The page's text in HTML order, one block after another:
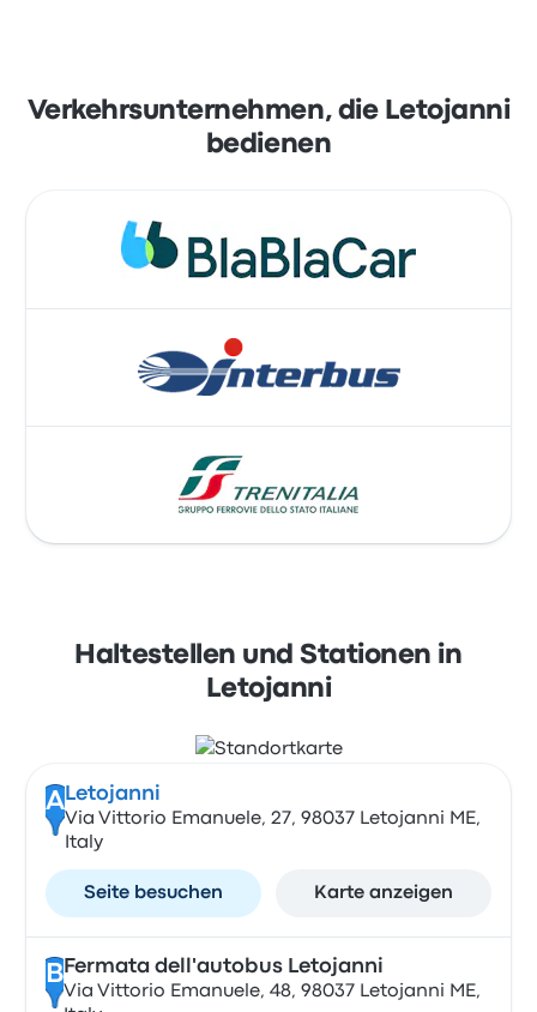
Verkehrsunternehmen, die Letojanni
bedienen
Haltestellen und Stationen in
Letojanni
A Letojanni
Via Vittorio Emanuele, 27, 98037 Letojanni ME,
Italy
Seite besuchen Karte anzeigen
B Fermata dell'autobus Letojanni
Via Vittorio Emanuele, 48, 98037 Letojanni ME,